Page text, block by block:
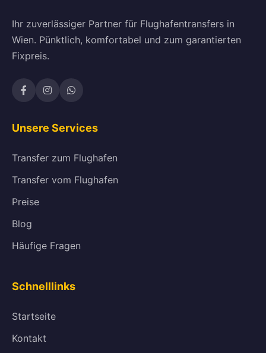
Ihr zuverlässiger Partner für Flughafentransfers in
Wien. Pünktlich, komfortabel und zum garantierten
Fixpreis.
Unsere Services
Transfer zum Flughafen
Transfer vom Flughafen
Preise
Blog
Häufige Fragen
Schnelllinks
Startseite
Kontakt